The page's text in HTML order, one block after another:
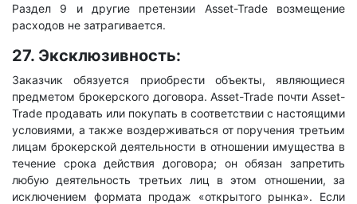
Раздел 9 и другие претензии Asset-Trade возмещение
расходов не затрагивается.
27. Эксклюзивность:
Заказчик обязуется приобрести объекты, являющиеся
предметом брокерского договора. Asset-Trade почти Asset-
Trade продавать или покупать в соответствии с настоящими
условиями, а также воздерживаться от поручения третьим
лицам брокерской деятельности в отношении имущества в
течение срока действия договора; он обязан запретить
любую деятельность третьих лиц в этом отношении, за
исключением формата продаж «открытого рынка». Если